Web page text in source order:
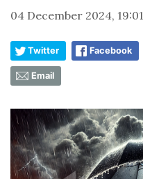
04 December 2024, 19:01
Twitter Facebook
Email